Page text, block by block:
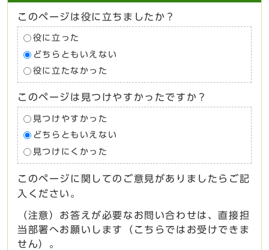
このページは役に立ちましたか？
役に立った
どちらともいえない
役に立たなかった
このページは見つけやすかったですか？
見つけやすかった
どちらともいえない
見つけにくかった
このページに関してのご意見がありましたらご記
入ください。
（注意）お答えが必要なお問い合わせは、直接担
当部署へお願いします（こちらではお受けできま
せん）。